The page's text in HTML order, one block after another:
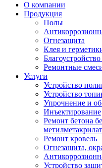
О компании
Продукция
Полы
Огнезащита
Клея и
Ремонтные
Услуги
Устройство
Устройство
Упрочнение и
Инъектирование
Ремонт бетона
Ремонт кровель
Огнезащита,
Устройство